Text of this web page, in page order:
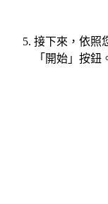
接下來，依照
「開始」按鈕